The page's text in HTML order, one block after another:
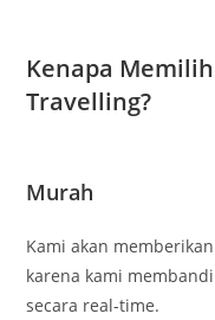
Kenapa
Travelling?
Murah
Kami akan
karena kami
secara real-time.